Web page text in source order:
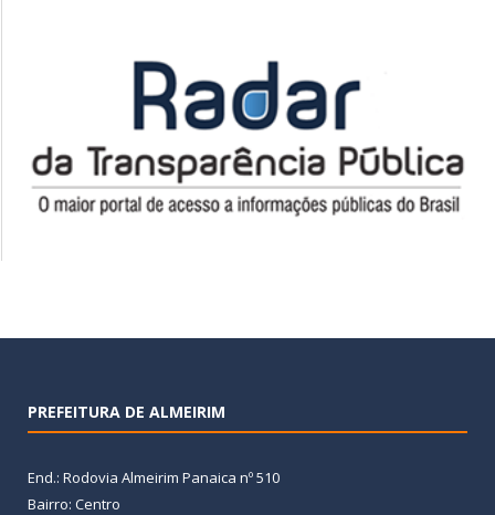
PREFEITURA DE ALMEIRIM
End.: Rodovia Almeirim Panaica nº 510
Bairro: Centro